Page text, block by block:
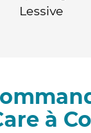
Lessive
à